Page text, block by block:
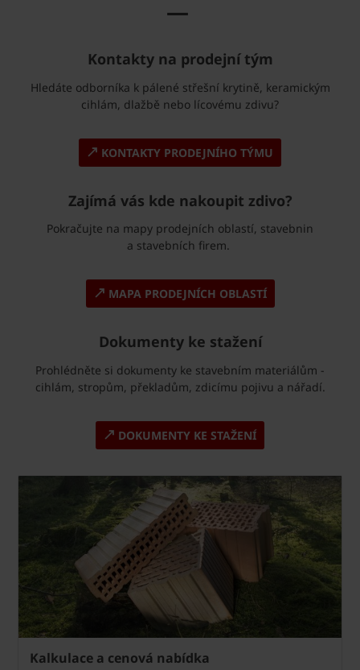
—
Kontakty na prodejní tým
Hledáte odborníka k pálené střešní krytině, keramickým
cihlám, dlažbě nebo lícovému zdivu?
KONTAKTY PRODEJNÍHO TÝMU
Zajímá vás kde nakoupit zdivo?
Pokračujte na mapy prodejních oblastí, stavebnin
a stavebních firem.
MAPA PRODEJNÍCH OBLASTÍ
Dokumenty ke stažení
Prohlédněte si dokumenty ke stavebním materiálům -
cihlám, stropům, překladům, zdicímu pojivu a nářadí.
DOKUMENTY KE STAŽENÍ
Kalkulace a cenová nabídka